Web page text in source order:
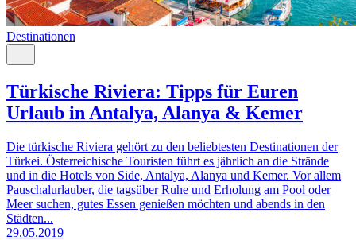
Destinationen
Türkische Riviera: Tipps für Euren
Urlaub in Antalya, Alanya & Kemer
Die türkische Riviera gehört zu den beliebtesten Destinationen der
Türkei. Österreichische Touristen führt es jährlich an die Strände
und in die Hotels von Side, Antalya, Alanya und Kemer. Vor allem
Pauschalurlauber, die tagsüber Ruhe und Erholung am Pool oder
Meer suchen, gutes Essen genießen möchten und abends in den
Städten...
29.05.2019